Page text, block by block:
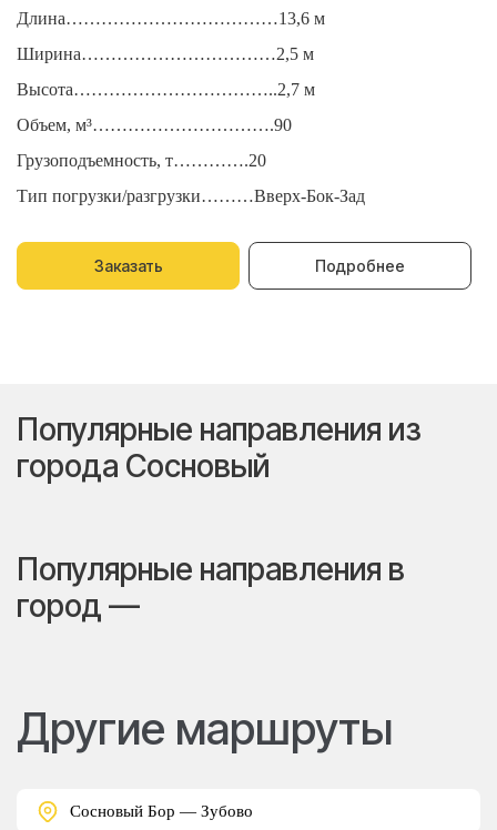
Длина………………………………13,6 м
Ширина……………………………2,5 м
Высота……………………………..2,7 м
Объем, м³………………………….90
Грузоподъемность, т………….20
Тип погрузки/разгрузки………Вверх-Бок-Зад
Заказать Подробнее
Популярные направления из
города Сосновый
Популярные направления в
город —
Другие маршруты
Сосновый Бор — Зубово